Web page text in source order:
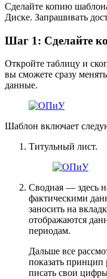
Сделайте копию
Диске. Запрашивать
Шаг 1: Сделайте
Откройте таблицу и
вы сможете сразу
данные.
Шаблон включает
Титульный лист.
Сводная — здесь
фактическими
заносить на
отображаются
периодам.
Дальше все
показать
писать свои